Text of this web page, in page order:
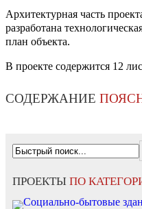
Архитектурная часть
разработана
план объекта.
В проекте содержится 12
СОДЕРЖАНИЕ
ПРОЕКТЫ ПО
Социально-бытовые